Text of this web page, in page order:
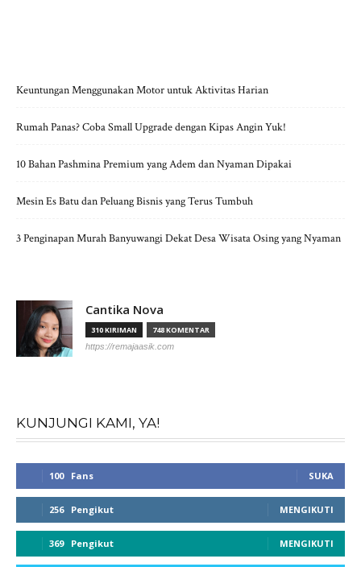
Keuntungan Menggunakan Motor untuk Aktivitas Harian
Rumah Panas? Coba Small Upgrade dengan Kipas Angin Yuk!
10 Bahan Pashmina Premium yang Adem dan Nyaman Dipakai
Mesin Es Batu dan Peluang Bisnis yang Terus Tumbuh
3 Penginapan Murah Banyuwangi Dekat Desa Wisata Osing yang Nyaman
Cantika Nova
310 KIRIMAN 748 KOMENTAR
https://remajaasik.com
KUNJUNGI KAMI, YA!
100 Fans SUKA
256 Pengikut MENGIKUTI
369 Pengikut MENGIKUTI